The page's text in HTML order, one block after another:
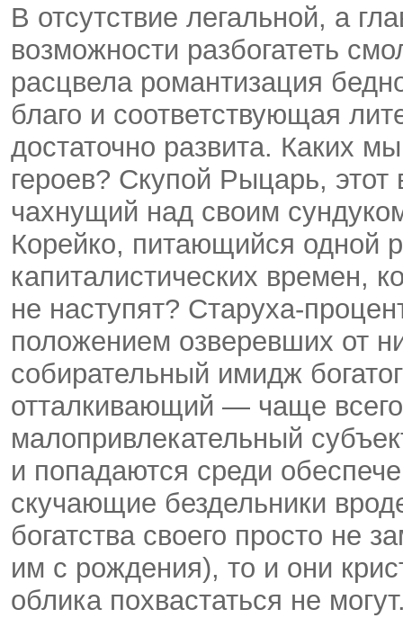
В отсутствие легальной, а
возможности разбогатеть
расцвела романтизация
благо и соответствующая
достаточно развита. Каких
героев? Скупой Рыцарь,
чахнущий над своим
Корейко, питающийся одной
капиталистических времен,
не наступят? Старуха-
положением озверевших от
собирательный имидж
отталкивающий — чаще
малопривлекательный
и попадаются среди
скучающие бездельники
богатства своего просто не
им с рождения), то и они
облика похвастаться не